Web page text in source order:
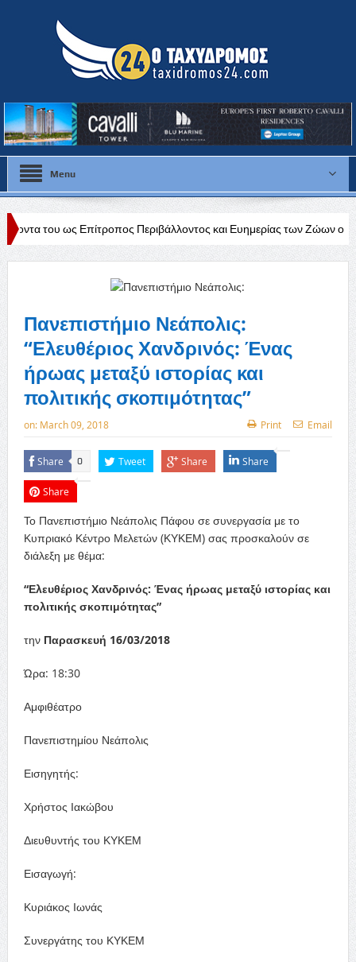
Menu
Περιβάλλοντος και Ευημερίας των Ζώων ο πρώην βουλευτής
League
Πανεπιστήμιο Νεάπολις:
“Ελευθέριος Χανδρινός: Ένας
ήρωας μεταξύ ιστορίας και
πολιτικής σκοπιμότητας”
on: March 09, 2018 Print Email
Share 0 Tweet Share Share
Share
Το Πανεπιστήμιο Νεάπολις Πάφου σε συνεργασία με το
Κυπριακό Κέντρο Μελετών (ΚΥΚΕΜ) σας προσκαλούν σε
διάλεξη με θέμα:
“Ελευθέριος Χανδρινός: Ένας ήρωας μεταξύ ιστορίας και
πολιτικής σκοπιμότητας”
την Παρασκευή 16/03/2018
Ώρα: 18:30
Αμφιθέατρο
Πανεπιστημίου Νεάπολις
Εισηγητής:
Χρήστος Ιακώβου
Διευθυντής του ΚΥΚΕΜ
Εισαγωγή:
Κυριάκος Ιωνάς
Συνεργάτης του ΚΥΚΕΜ